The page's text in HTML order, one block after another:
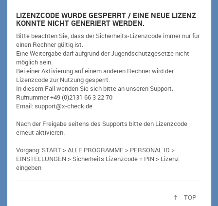
LIZENZCODE WURDE GESPERRT / EINE NEUE LIZENZ
KONNTE NICHT GENERIERT WERDEN.
Bitte beachten Sie, dass der Sicherheits-Lizenzcode immer nur für
einen Rechner gültig ist.
Eine Weitergabe darf aufgrund der Jugendschutzgesetze nicht
möglich sein.
Bei einer Aktivierung auf einem anderen Rechner wird der
Lizenzcode zur Nutzung gesperrt.
In diesem Fall wenden Sie sich bitte an unseren Support.
Rufnummer +49 (0)2131 66 3 22 70
Email: support@x-check.de
Nach der Freigabe seitens des Supports bitte den Lizenzcode
erneut aktivieren.
Vorgang: START > ALLE PROGRAMME > PERSONAL ID >
EINSTELLUNGEN > Sicherheits Lizenzcode + PIN > Lizenz
eingeben
TOP